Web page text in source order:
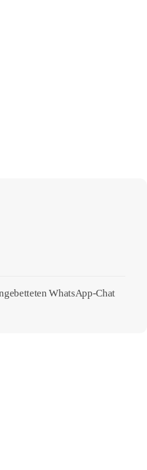
WhatsApp-Chat